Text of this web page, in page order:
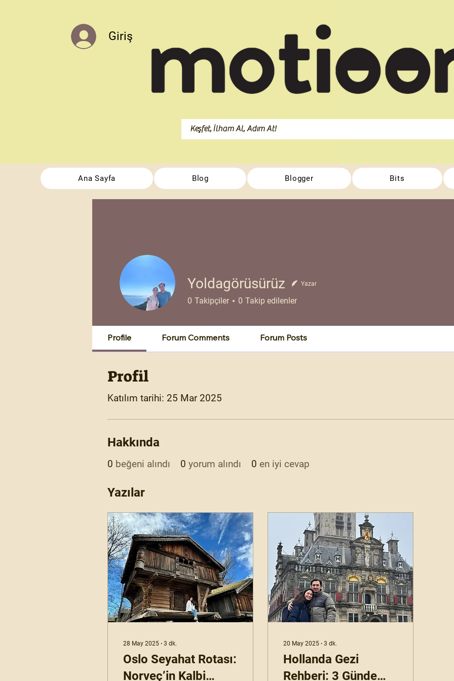
Giriş
Ana Sayfa Blog Blogger Bits
Yoldagörüsürüz Yazar
0 Takipçiler 0 Takip edilenler
Profile Forum Comments Forum Posts
Profil
Katılım tarihi: 25 Mar 2025
Hakkında
0 beğeni alındı 0 yorum alındı 0 en iyi cevap
Yazılar
28 May 2025 ∙ 3 dk.
Oslo Seyahat Rotası:
Norveç’in Kalbi
20 May 2025 ∙ 3 dk.
Hollanda Gezi
Rehberi: 3 Günde